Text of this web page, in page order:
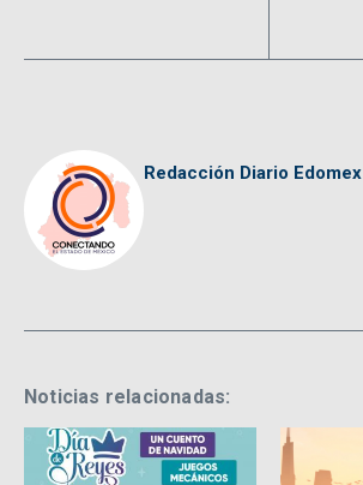
Redacción Diario Edomex
Noticias relacionadas: